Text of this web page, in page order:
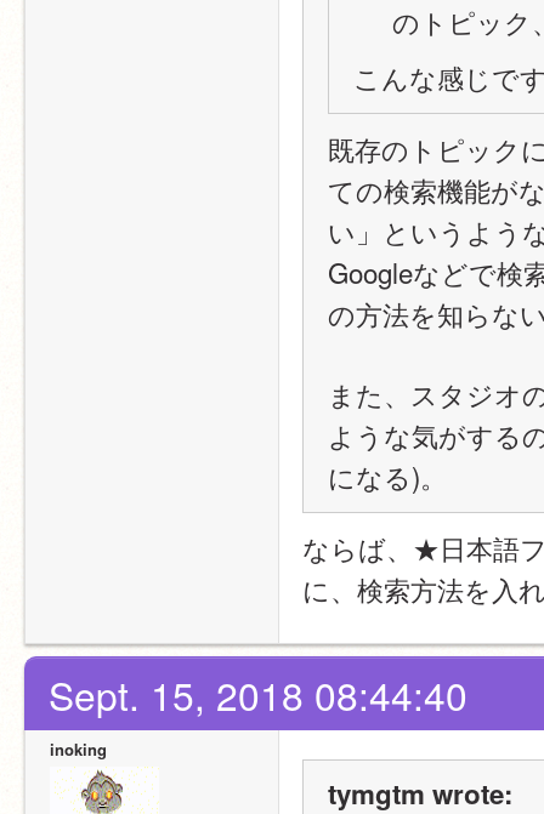
のトピック
こんな感じで
既存のトピック
ての検索機能が
い」というよう
Googleなどで検
の方法を知らな
また、スタジオ
ような気がする
になる)。
ならば、★日本語
に、検索方法を入
Sept. 15, 2018 08:44:40
inoking
tymgtm wrote: